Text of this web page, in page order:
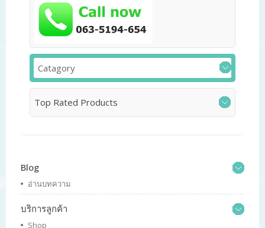
Catagory
Top Rated Products
Blog
อ่านบทความ
บริการลูกค้า
Shop